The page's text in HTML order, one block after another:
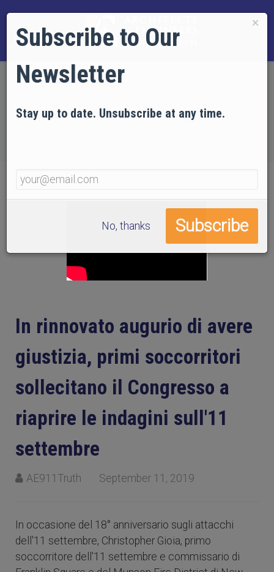
soccorritori sollecitano il Congresso a riaprire le
In rinnovato augurio di avere
giustizia, primi soccorritori
sollecitano il Congresso a
riaprire le indagini sull'11
settembre
AE911Truth September 11, 2019
In occasione del 18° anniversario sugli attacchi
dell'11 settembre, Christopher Gioia, primo
soccorritore dell'11 settembre e commissario di
×
Subscribe to Our
Newsletter
Stay up to date. Unsubscribe at any time.
No, thanks